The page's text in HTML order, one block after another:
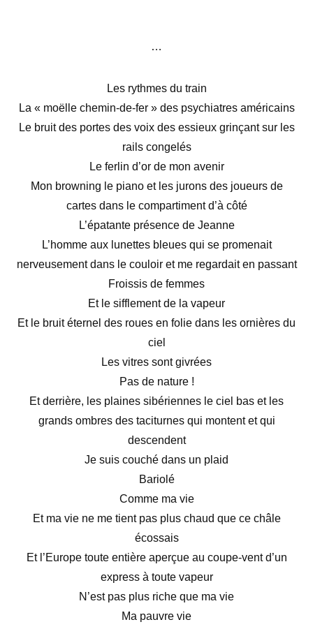
…
Les rythmes du train
La « moëlle chemin-de-fer » des psychiatres américains
Le bruit des portes des voix des essieux grinçant sur les
rails congelés
Le ferlin d’or de mon avenir
Mon browning le piano et les jurons des joueurs de
cartes dans le compartiment d’à côté
L’épatante présence de Jeanne
L’homme aux lunettes bleues qui se promenait
nerveusement dans le couloir et me regardait en passant
Froissis de femmes
Et le sifflement de la vapeur
Et le bruit éternel des roues en folie dans les ornières du
ciel
Les vitres sont givrées
Pas de nature !
Et derrière, les plaines sibériennes le ciel bas et les
grands ombres des taciturnes qui montent et qui
descendent
Je suis couché dans un plaid
Bariolé
Comme ma vie
Et ma vie ne me tient pas plus chaud que ce châle
écossais
Et l’Europe toute entière aperçue au coupe-vent d’un
express à toute vapeur
N’est pas plus riche que ma vie
Ma pauvre vie